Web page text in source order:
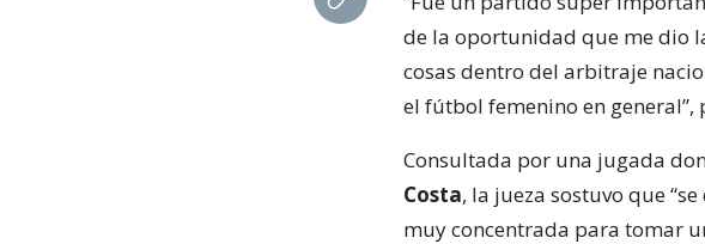
de la oportunidad que me dio
cosas dentro del arbitraje
el fútbol femenino en
Consultada por una jugada
Costa, la jueza sostuvo que
muy concentrada para tomar